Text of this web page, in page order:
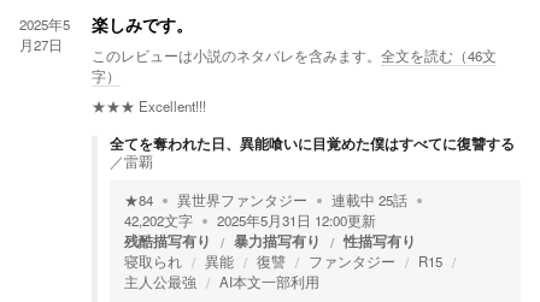
2025年5
月27日
楽しみです。
このレビューは小説のネタバレを含みます。 全文を読む（46文
字）
★★★ Excellent!!!
全てを奪われた日、異能喰いに目覚めた僕はすべてに復讐する
／雷覇
★84 異世界ファンタジー 連載中 25話
42,202文字 2025年5月31日 12:00更新
残酷描写有り 暴力描写有り 性描写有り
寝取られ 異能 復讐 ファンタジー
R15
主人公最強
AI本文一部利用